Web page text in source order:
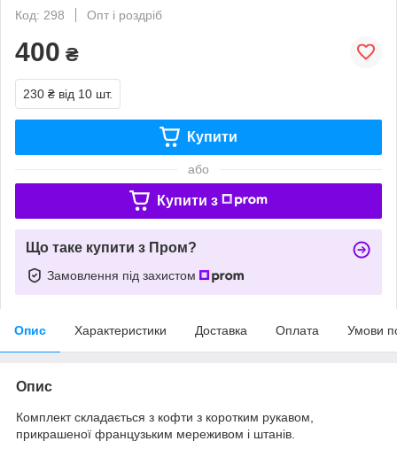
Код: 298
Опт і роздріб
400 ₴
230 ₴ від 10 шт.
Купити
або
Купити з
Що таке купити з Пром?
Замовлення під захистом
Опис Характеристики Доставка Оплата Умови
Опис
Комплект складається з кофти з коротким рукавом,
прикрашеної французьким мереживом і штанів.